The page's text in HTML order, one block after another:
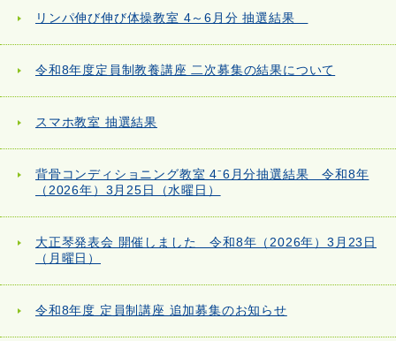
リンパ伸び伸び体操教室 4～6月分 抽選結果
令和8年度定員制教養講座 二次募集の結果について
スマホ教室 抽選結果
背骨コンディショニング教室 4⁻6月分抽選結果 令和8年
（2026年）3月25日（水曜日）
大正琴発表会 開催しました 令和8年（2026年）3月23日
（月曜日）
令和8年度 定員制講座 追加募集のお知らせ